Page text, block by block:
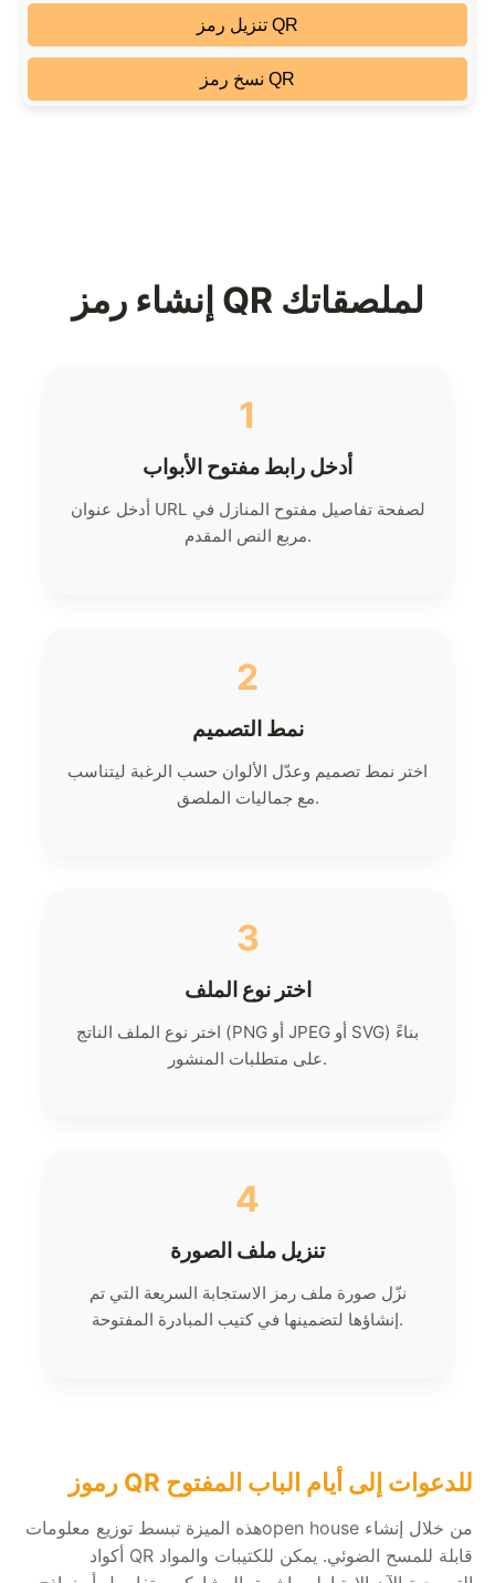
تنزيل رمز QR
نسخ رمز QR
إنشاء رمز QR لملصقاتك
1
أدخل رابط مفتوح الأبواب
أدخل عنوان URL لصفحة تفاصيل مفتوح المنازل في
مربع النص المقدم.
2
نمط التصميم
اختر نمط تصميم وعدّل الألوان حسب الرغبة ليتناسب
مع جماليات الملصق.
3
اختر نوع الملف
اختر نوع الملف الناتج (PNG أو JPEG أو SVG) بناءً
على متطلبات المنشور.
4
تنزيل ملف الصورة
نزّل صورة ملف رمز الاستجابة السريعة التي تم
إنشاؤها لتضمينها في كتيب المبادرة المفتوحة.
رموز QR للدعوات إلى أيام الباب المفتوح
هذه الميزة تبسط توزيع معلوماتopen house من خلال إنشاء
أكواد QR قابلة للمسح الضوئي. يمكن للكتيبات والمواد